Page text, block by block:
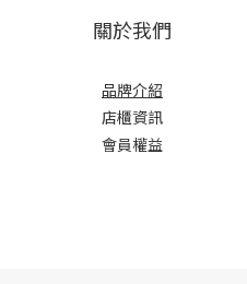
關於我們
品牌介紹
店櫃資訊
會員權益